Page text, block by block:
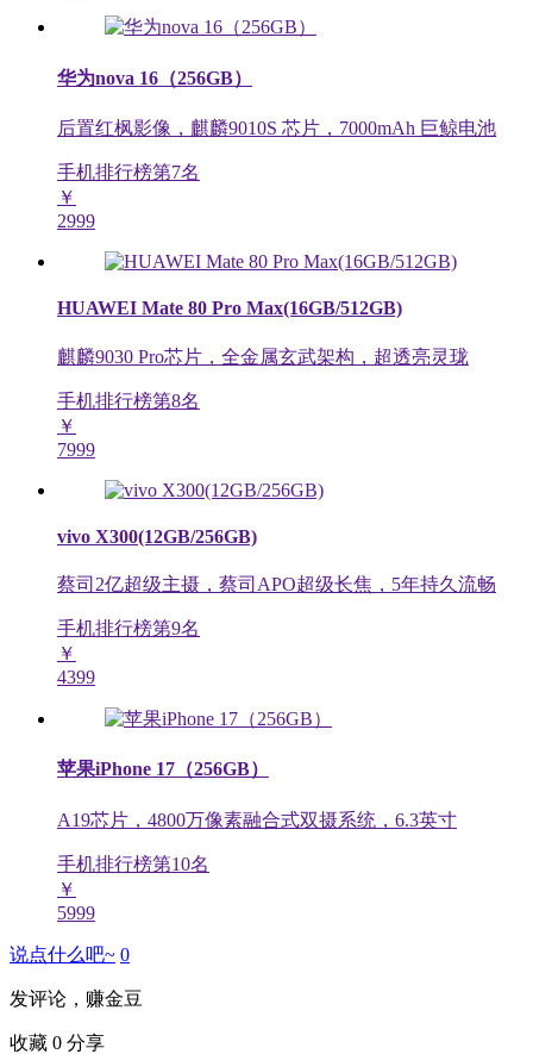
华为nova 16（256GB）
后置红枫影像，麒麟9010S 芯片，7000mAh 巨鲸电池
手机排行榜第7名
￥
2999
HUAWEI Mate 80 Pro Max(16GB/512GB)
麒麟9030 Pro芯片，全金属玄武架构，超透亮灵珑
手机排行榜第8名
￥
7999
vivo X300(12GB/256GB)
蔡司2亿超级主摄，蔡司APO超级长焦，5年持久流畅
手机排行榜第9名
￥
4399
苹果iPhone 17（256GB）
A19芯片，4800万像素融合式双摄系统，6.3英寸
手机排行榜第10名
￥
5999
说点什么吧~ 0
发评论，赚金豆
收藏 0 分享